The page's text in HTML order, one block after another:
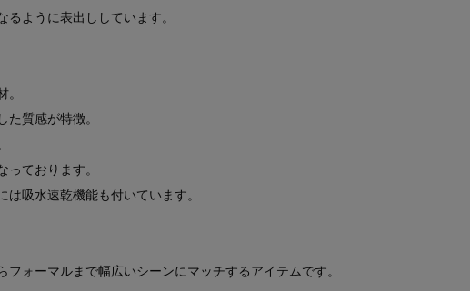
ように表出ししています。
た質感が特徴。
っております。
吸水速乾機能も付いています。
フォーマルまで幅広いシーンにマッチするアイテムです。